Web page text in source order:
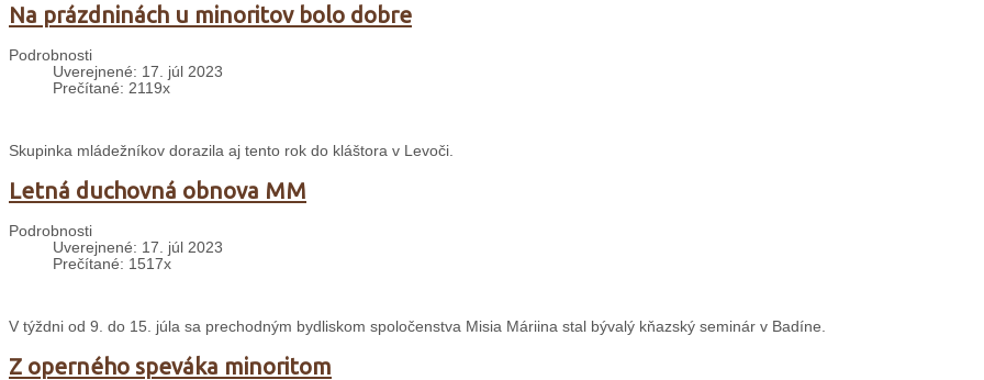
Na prázdninách u minoritov bolo dobre
Podrobnosti
Uverejnené: 17. júl 2023
Prečítané: 2119x
Skupinka mládežníkov dorazila aj tento rok do kláštora v Levoči.
Letná duchovná obnova MM
Podrobnosti
Uverejnené: 17. júl 2023
Prečítané: 1517x
V týždni od 9. do 15. júla sa prechodným bydliskom spoločenstva Misia Máriina stal bývalý kňazský seminár v Badíne.
Z operného speváka minoritom